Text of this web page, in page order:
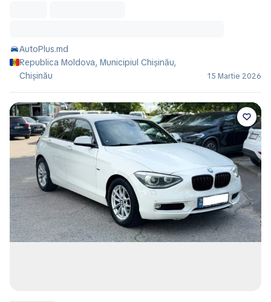
AutoPlus.md
Republica Moldova, Municipiul Chișinău,
Chișinău
15 Martie 2026